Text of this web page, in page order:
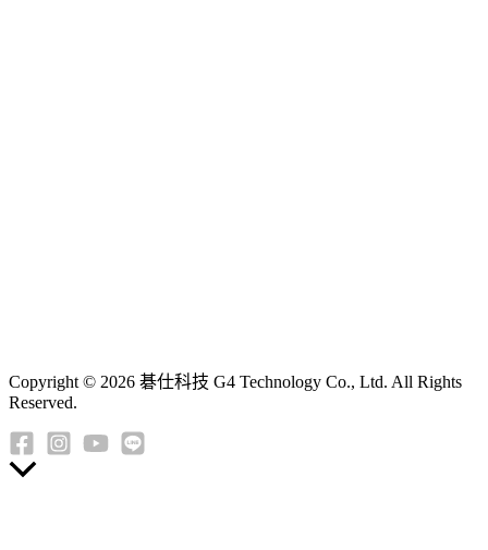
Copyright © 2026 碁仕科技 G4 Technology Co., Ltd. All Rights
Reserved.